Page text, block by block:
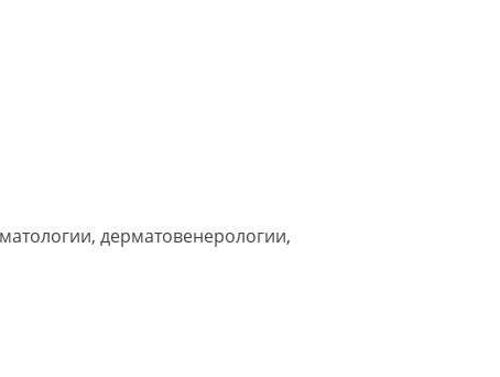
дерматовенерологии,